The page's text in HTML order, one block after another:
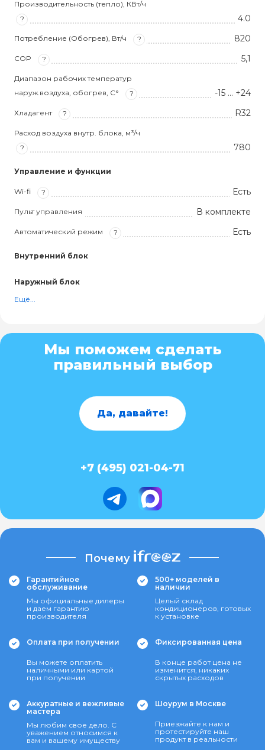
Производительность (тепло), КВт/ч
?
4.0
Потребление (Обогрев), Вт/ч ? 820
COP ? 5,1
Диапазон рабочих температур
наруж.воздуха, обогрев, С°
? -15 … +24
Хладагент ? R32
Расход воздуха внутр. блока, м³/ч
?
780
Управление и функции
Wi-fi ? Есть
Пульт управления В комплекте
Автоматический режим ? Есть
Внутренний блок
Наружный блок
Ещё...
Мы поможем сделать
правильный выбор
Да, давайте!
+7 (495) 021-04-71
Почему
Гарантийное
обслуживание
Мы официальные дилеры
и даем гарантию
производителя
500+ моделей в
наличии
Целый склад
кондиционеров, готовых
к установке
Оплата при получении
Вы можете оплатить
наличными или картой
при получении
Фиксированная цена
В конце работ цена не
изменится, никаких
скрытых расходов
Аккуратные и вежливые
мастера
Мы любим свое дело. С
уважением относимся к
вам и вашему имуществу
Шоурум в Москве
Приезжайте к нам и
протестируйте наш
продукт в реальности